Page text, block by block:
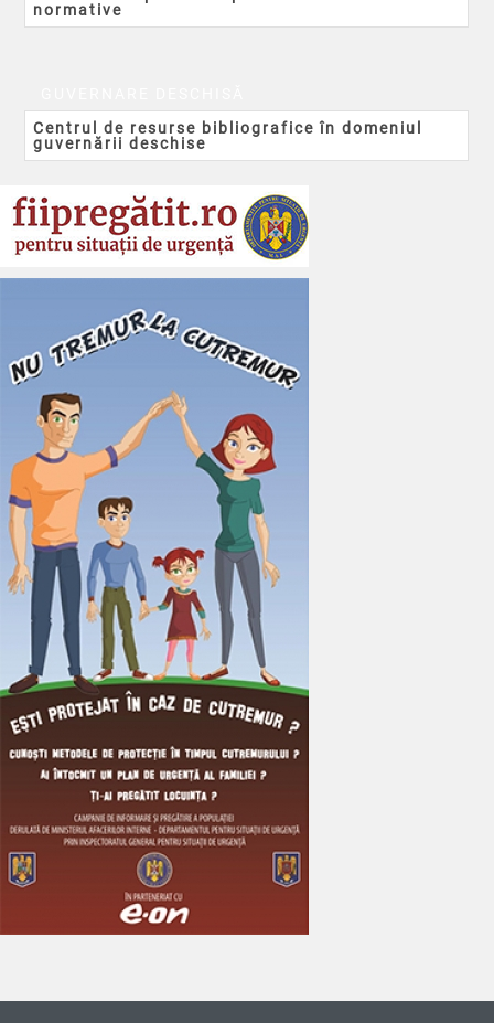
normative
Centrul de resurse bibliografice în domeniul
guvernării deschise